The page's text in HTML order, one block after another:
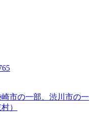
市の一部、渋川市の一
）